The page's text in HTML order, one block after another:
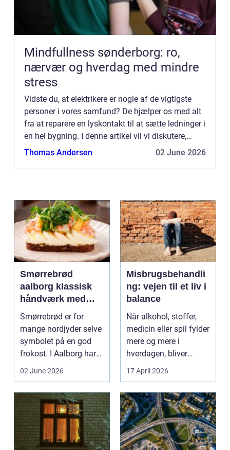
Mindfullness sønderborg: ro,
nærvær og hverdag med mindre
stress
Vidste du, at elektrikere er nogle af de vigtigste
personer i vores samfund? De hjælper os med alt
fra at reparere en lyskontakt til at sætte ledninger i
en hel bygning. I denne artikel vil vi diskutere,
hvad elektrikere laver, og hvordan de kan hjæl...
Thomas Andersen 02 June 2026
Smørrebrød
aalborg klassisk
håndværk med
moderne twist
Smørrebrød er for
mange nordjyder selve
symbolet på en god
frokost. I Aalborg har
den klassiske spis...
02 June 2026
Misbrugsbehandli
ng: vejen til et liv i
balance
Når alkohol, stoffer,
medicin eller spil fylder
mere og mere i
hverdagen, bliver
grænsen...
17 April 2026